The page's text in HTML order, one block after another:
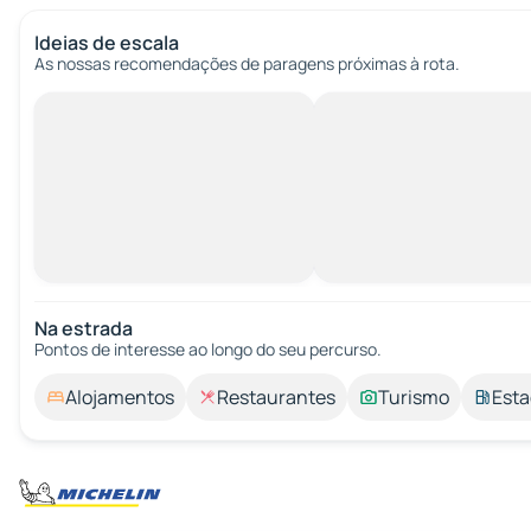
Ideias de escala
As nossas recomendações de paragens próximas à rota.
Na estrada
Pontos de interesse ao longo do seu percurso.
Alojamentos Restaurantes Turismo